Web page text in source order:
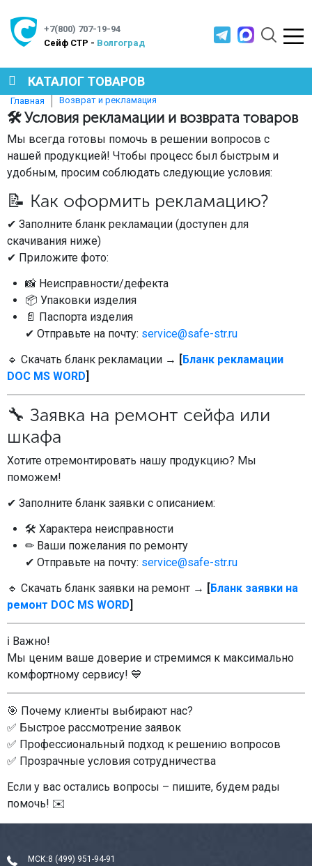
+7(800) 707-19-94
Cейф СТР - Волгоград
КАТАЛОГ ТОВАРОВ
СЕЙФЫ
МЕТАЛЛИЧЕСКАЯ МЕБЕЛЬ
МЕТАЛЛИЧЕСКИЕ СТЕЛЛАЖИ
ПРОИЗВОДСТВЕННАЯ МЕБЕЛЬ
МЕДИЦИНСКАЯ МЕБЕЛЬ
СИСТЕМЫ ХРАНЕНИЯ
ОФИСНАЯ МЕБЕЛЬ
МЕБЕЛЬ ДЛЯ ДОМА
СТАЛЬНЫЕ ДВЕРИ
Главная Возврат и рекламация
🛠 Условия рекламации и возврата товаров
Мы всегда готовы помочь в решении вопросов с
нашей продукцией! Чтобы процесс был быстрым и
удобным, просим соблюдать следующие условия:
📝 Как оформить рекламацию?
✔ Заполните бланк рекламации (доступен для
скачивания ниже)
✔ Приложите фото:
📸 Неисправности/дефекта
📦 Упаковки изделия
📄 Паспорта изделия
✔ Отправьте на почту: service@safe-str.ru
🔹 Скачать бланк рекламации → [Бланк рекламации
DOC MS WORD]
🔧 Заявка на ремонт сейфа или
шкафа
Хотите отремонтировать нашу продукцию? Мы
поможем!
✔ Заполните бланк заявки с описанием:
🛠 Характера неисправности
✏ Ваши пожелания по ремонту
✔ Отправьте на почту: service@safe-str.ru
🔹 Скачать бланк заявки на ремонт → [Бланк заявки на
ремонт DOC MS WORD]
ℹ Важно!
Мы ценим ваше доверие и стремимся к максимально
комфортному сервису! 💙
🎯 Почему клиенты выбирают нас?
✅ Быстрое рассмотрение заявок
✅ Профессиональный подход к решению вопросов
✅ Прозрачные условия сотрудничества
Если у вас остались вопросы – пишите, будем рады
помочь! ✉️
МСК:8 (499) 951-94-91